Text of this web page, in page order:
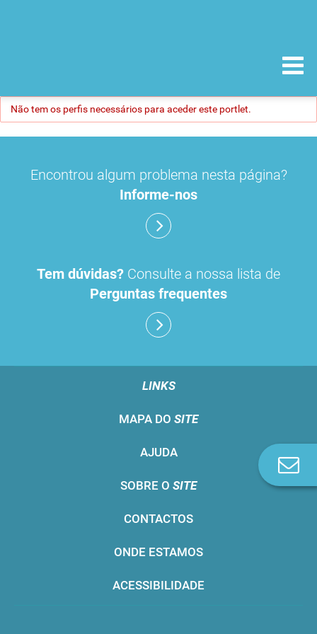
Não tem os perfis necessários para aceder este portlet.
Encontrou algum problema nesta página?
Informe-nos
Tem dúvidas? Consulte a nossa lista de
Perguntas frequentes
LINKS
MAPA DO SITE
AJUDA
SOBRE O SITE
CONTACTOS
ONDE ESTAMOS
ACESSIBILIDADE